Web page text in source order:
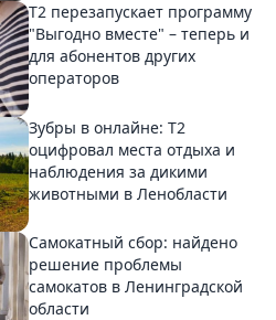
Т2 перезапускает программу
"Выгодно вместе" – теперь и
для абонентов других
операторов
Зубры в онлайне: Т2
оцифровал места отдыха и
наблюдения за дикими
животными в Ленобласти
Самокатный сбор: найдено
решение проблемы
самокатов в Ленинградской
области